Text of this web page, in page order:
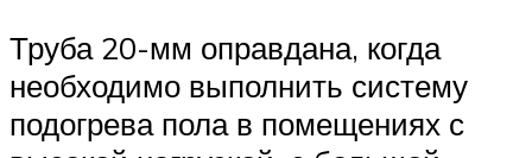
Труба 20-мм оправдана, когда
необходимо выполнить систему
подогрева пола в помещениях с